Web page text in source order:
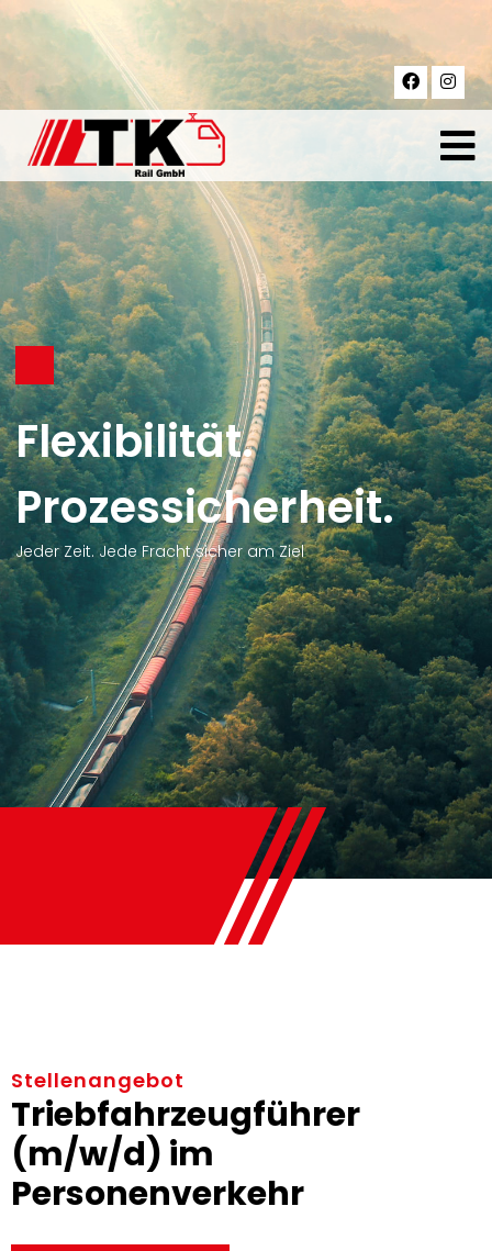
Zeit. Jede Fracht sicher am Ziel
Stellenangebot
Triebfahrzeugführer
(m/w/d) im
Personenverkehr